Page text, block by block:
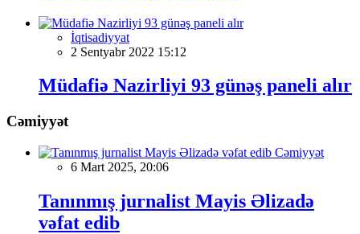
İqtisadiyyat
2 Sentyabr 2022 15:12
Müdafiə Nazirliyi 93 günəş paneli alır
Cəmiyyət
Cəmiyyət
6 Mart 2025, 20:06
Tanınmış jurnalist Mayis Əlizadə
vəfat edib